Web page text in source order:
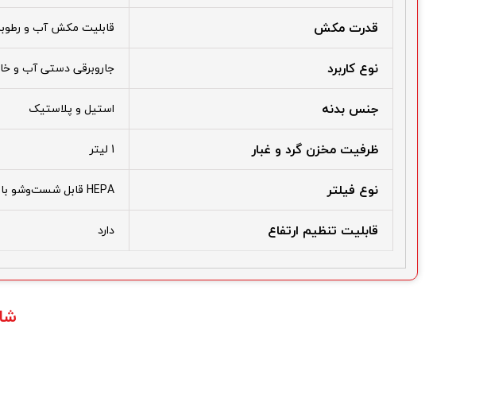
قدرت مکش قابلیت مکش آب و رطوبت
نوع کاربرد جاروبرقی دستی آب و
جنس بدنه استیل و پلاستیک
ظرفیت مخزن گرد و غبار 1 لیتر
نوع فیلتر HEPA قابل شست‌وشو با ساختار سیکلونیک
قابلیت تنظیم ارتفاع دارد